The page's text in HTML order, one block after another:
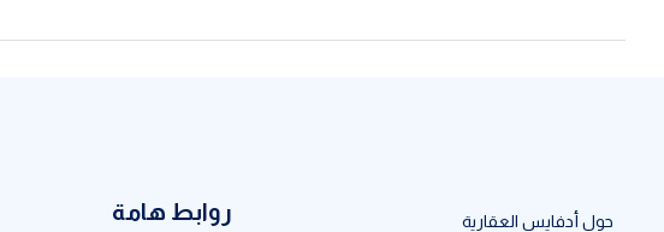
حول أدفايس العقارية روابط هامة